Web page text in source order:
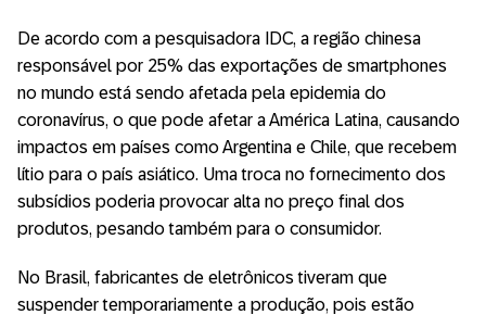
De acordo com a pesquisadora IDC, a região chinesa
responsável por 25% das exportações de smartphones
no mundo está sendo afetada pela epidemia do
coronavírus, o que pode afetar a América Latina, causando
impactos em países como Argentina e Chile, que recebem
lítio para o país asiático. Uma troca no fornecimento dos
subsídios poderia provocar alta no preço final dos
produtos, pesando também para o consumidor.
No Brasil, fabricantes de eletrônicos tiveram que
suspender temporariamente a produção, pois estão